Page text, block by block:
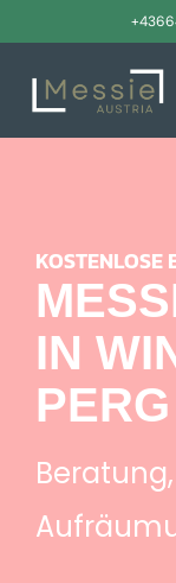
KOSTENLOSE
IN
PERG